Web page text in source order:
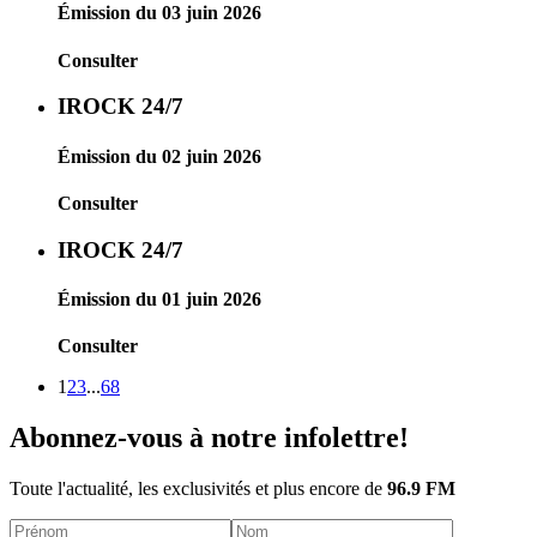
Émission du 03 juin 2026
Consulter
IROCK 24/7
Émission du 02 juin 2026
Consulter
IROCK 24/7
Émission du 01 juin 2026
Consulter
1 23...68
Abonnez-vous à notre infolettre!
Toute l'actualité, les exclusivités et plus encore de 96.9 FM